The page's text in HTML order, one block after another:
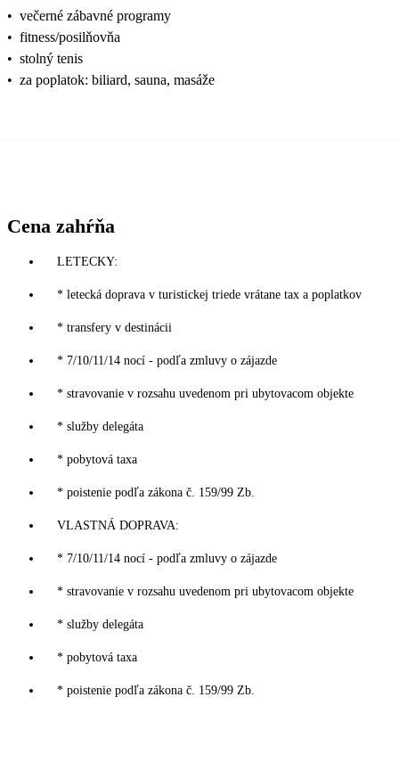
• večerné zábavné programy
• fitness/posilňovňa
• stolný tenis
• za poplatok: biliard, sauna, masáže
Cena zahŕňa
LETECKY:
* letecká doprava v turistickej triede vrátane tax a poplatkov
* transfery v destinácii
* 7/10/11/14 nocí - podľa zmluvy o zájazde
* stravovanie v rozsahu uvedenom pri ubytovacom objekte
* služby delegáta
* pobytová taxa
* poistenie podľa zákona č. 159/99 Zb.
VLASTNÁ DOPRAVA:
* 7/10/11/14 nocí - podľa zmluvy o zájazde
* stravovanie v rozsahu uvedenom pri ubytovacom objekte
* služby delegáta
* pobytová taxa
* poistenie podľa zákona č. 159/99 Zb.